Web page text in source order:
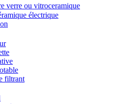
verre ou vitroceramique
électrique
filtrant